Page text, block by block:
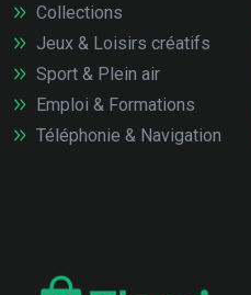
Collections
Jeux & Loisirs créatifs
Sport & Plein air
Emploi & Formations
Téléphonie & Navigation